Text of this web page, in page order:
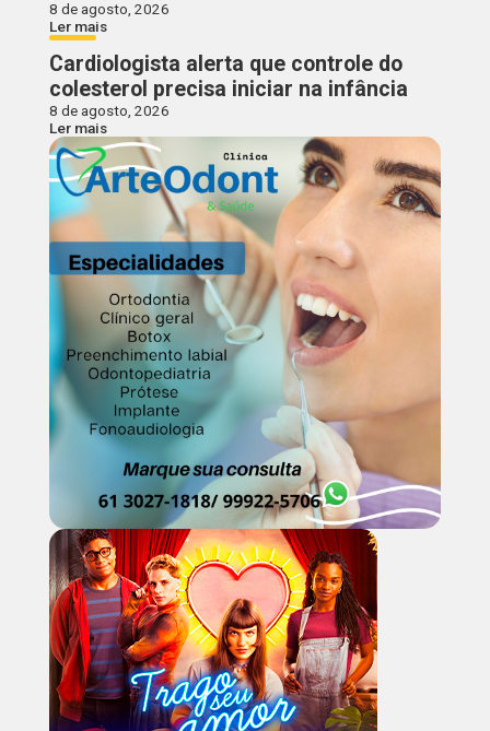
8 de agosto, 2026
Ler mais
Cardiologista alerta que controle do
colesterol precisa iniciar na infância
8 de agosto, 2026
Ler mais